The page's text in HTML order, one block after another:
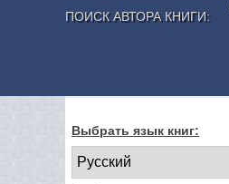
ПОИСК АВТОРА КНИГИ:
Выбрать язык книг: